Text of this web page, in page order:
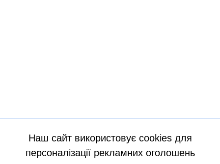
Наш сайт використовує cookies для
персоналізації рекламних оголошень